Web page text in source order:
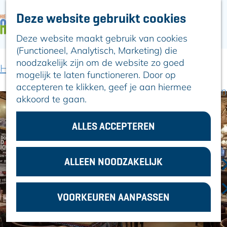
Deze website gebruikt cookies
Deze website maakt gebruik van cookies
(Functioneel, Analytisch, Marketing) die
noodzakelijk zijn om de website zo goed
mogelijk te laten functioneren. Door op
accepteren te klikken, geef je aan hiermee
akkoord te gaan.
ALLES ACCEPTEREN
ALLEEN NOODZAKELIJK
VOORKEUREN AANPASSEN
n
a
a
r
d
e
h
o
m
e
p
a
g
e
ARTIKELEN
Hier is Boskoop
Lekker Lokaal
Ontdek het
Erfgoed
Natuurlijk genieten
In en om Alphen
Kleuren van de
toren
VOOR
ONDERNEMERS
Home Locaties winkelen 't Zwaantje